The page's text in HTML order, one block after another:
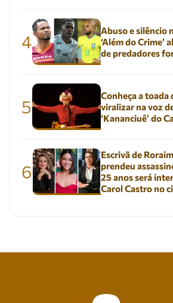
4
Abuso e silêncio
‘Além do Crime’
de predadores
5
Conheça a toada
viralizar na voz
‘Kananciuê’ do
6
Escrivã de
prendeu
25 anos será
Carol Castro no